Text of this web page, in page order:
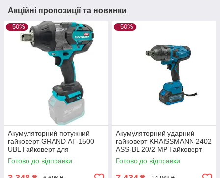
Акційні пропозиції та новинки
–50%
Акумуляторний потужний
гайковерт GRAND АГ-1500
UBL Гайковерт для
шимантожу ( Без акб)
Готово до відправки
–50%
Акумуляторний ударний
гайковерт KRAISSMANN 2402
ASS-BL 20/2 MP Гайковерт
для шимантожа (2 АКБ і
Заряджання)
Готово до відправки